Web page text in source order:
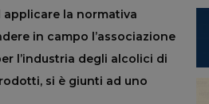
la normativa
in campo l’associazione
l’industria degli alcolici di
si è giunti ad uno